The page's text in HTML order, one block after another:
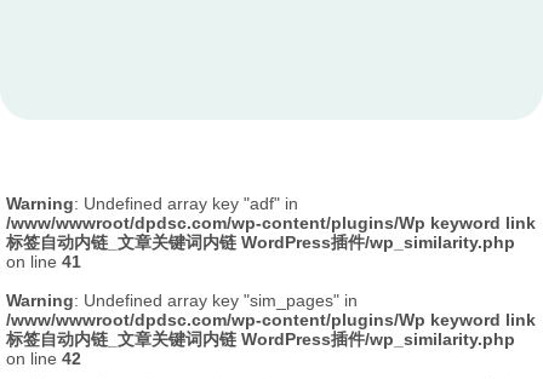
Warning: Undefined array key "adf" in
/www/wwwroot/dpdsc.com/wp-content/plugins/Wp keyword link
标签自动内链_文章关键词内链 WordPress插件/wp_similarity.php
on line 41
Warning: Undefined array key "sim_pages" in
/www/wwwroot/dpdsc.com/wp-content/plugins/Wp keyword link
标签自动内链_文章关键词内链 WordPress插件/wp_similarity.php
on line 42